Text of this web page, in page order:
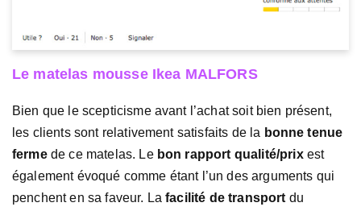
Le matelas mousse Ikea MALFORS
Bien que le scepticisme avant l’achat soit bien présent,
les clients sont relativement satisfaits de la bonne tenue
fermede ce matelas. Le bon rapport qualité/prixest
également évoqué comme étant l’un des arguments qui
penchent en sa faveur. Lafacilité de transport du